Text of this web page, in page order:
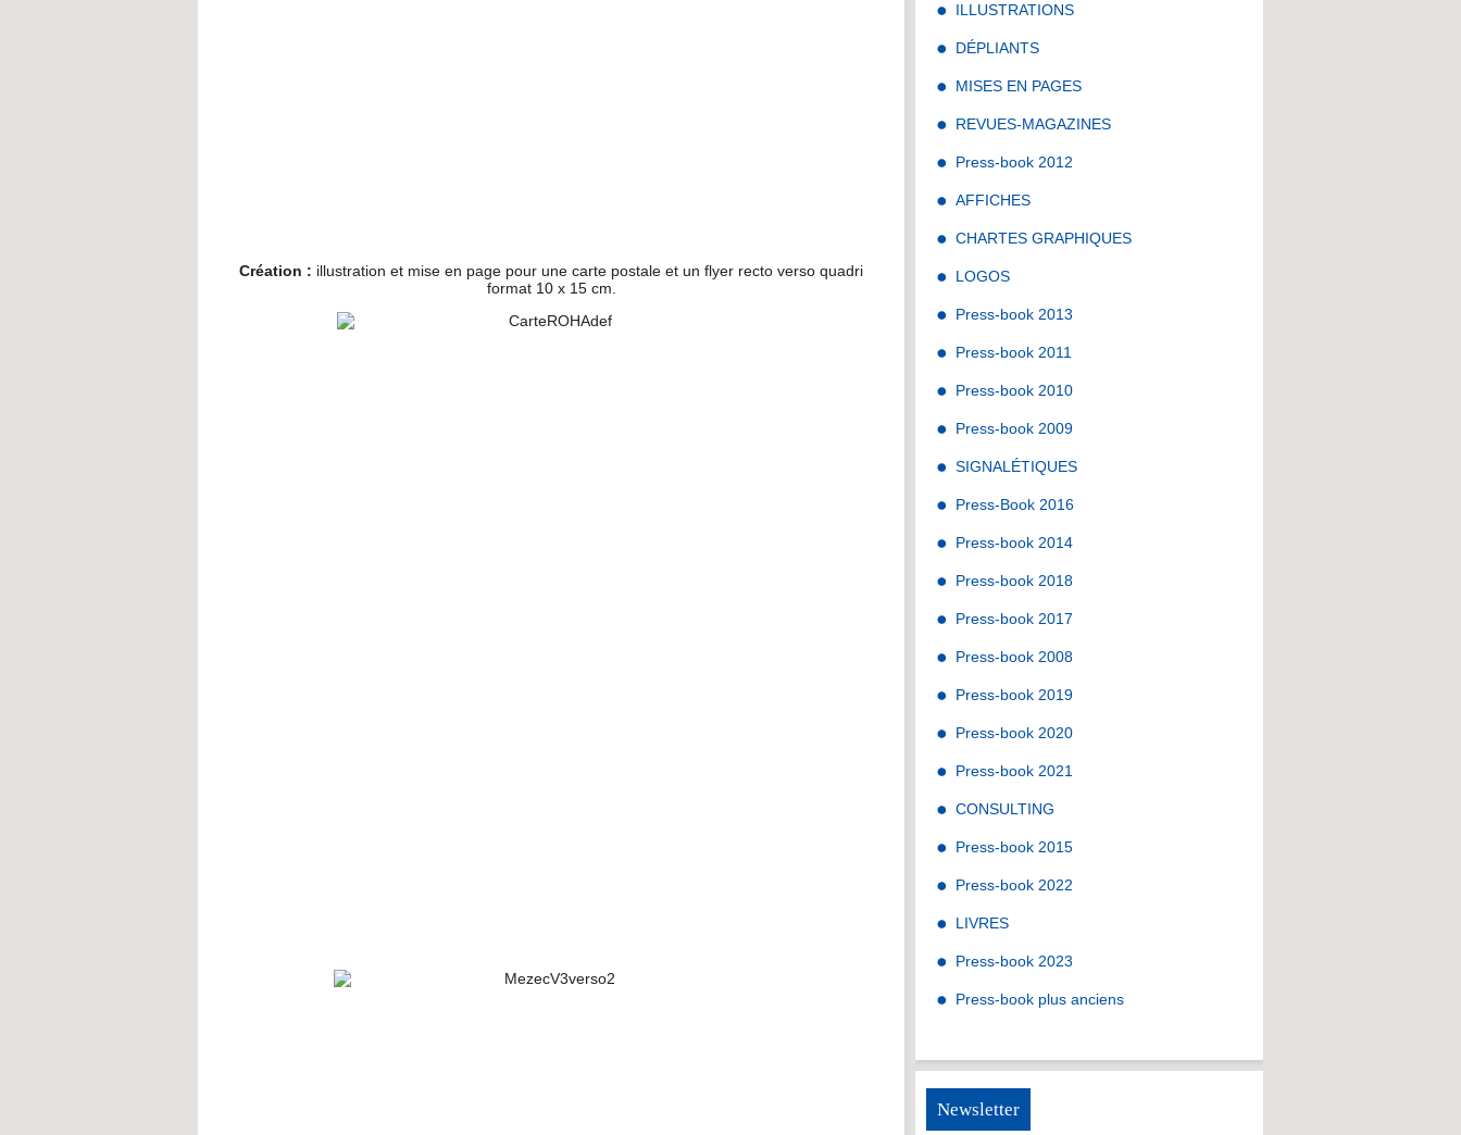
Création : illustration et mise en page pour une carte postale et un flyer recto verso quadri
format 10 x 15 cm.
ILLUSTRATIONS
DÉPLIANTS
MISES EN PAGES
REVUES-MAGAZINES
Press-book 2012
AFFICHES
CHARTES GRAPHIQUES
LOGOS
Press-book 2013
Press-book 2011
Press-book 2010
Press-book 2009
SIGNALÉTIQUES
Press-Book 2016
Press-book 2014
Press-book 2018
Press-book 2017
Press-book 2008
Press-book 2019
Press-book 2020
Press-book 2021
CONSULTING
Press-book 2015
Press-book 2022
LIVRES
Press-book 2023
Press-book plus anciens
Newsletter